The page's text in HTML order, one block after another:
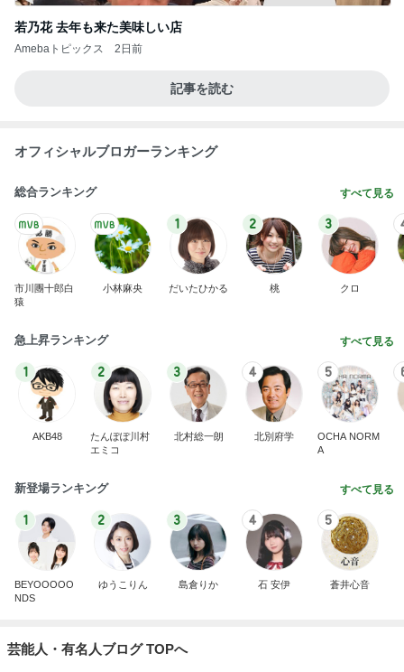
若乃花 去年も来た美味しい店
Amebaトピックス 2日前
記事を読む
オフィシャルブロガーランキング
総合ランキング すべて見る
市川團十郎白
猿
小林麻央
1
だいたひかる
2
桃
3
クロ
急上昇ランキング すべて見る
1
AKB48
2
たんぽぽ川村
エミコ
3
北村総一朗
4
北別府学
5
OCHA NORM
A
新登場ランキング すべて見る
1
BEYOOOOO
NDS
2
ゆうこりん
3
島倉りか
4
石 安伊
5
蒼井心音
芸能人・有名人ブログ TOPへ